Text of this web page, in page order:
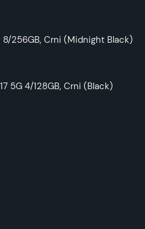
256GB, Crni (Midnight Black)
5G 4/128GB, Crni (Black)